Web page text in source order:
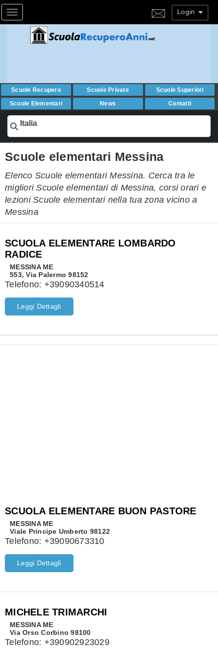
Toggle navigation Login
Scuole Recupero Scuole Private
Scuole Superiori
Scuole Elementari
News Contatti
Italia
Scuole elementari Messina
Elenco Scuole elementari Messina. Cerca tra le
migliori Scuole elementari di Messina, corsi orari e
lezioni Scuole elementari nella tua zona vicino a
Messina
SCUOLA ELEMENTARE LOMBARDO
RADICE
MESSINA ME
553, Via Palermo 98152
Telefono: +39090340514
Leggi Dettagli
SCUOLA ELEMENTARE BUON PASTORE
MESSINA ME
Viale Principe Umberto 98122
Telefono: +39090673310
Leggi Dettagli
MICHELE TRIMARCHI
MESSINA ME
Via Orso Corbino 98100
Telefono: +390902923029